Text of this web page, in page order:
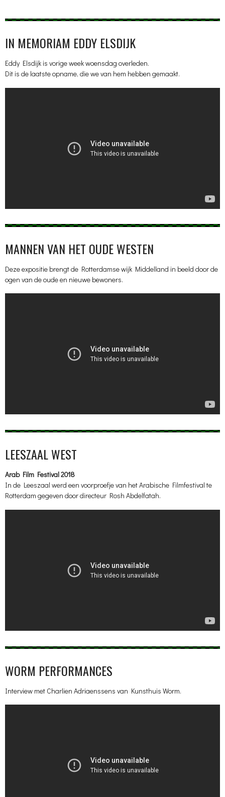
IN MEMORIAM EDDY ELSDIJK
Eddy Elsdijk is vorige week woensdag overleden.
Dit is de laatste opname, die we van hem hebben gemaakt.
MANNEN VAN HET OUDE WESTEN
Deze expositie brengt de Rotterdamse wijk Middelland in beeld door de
ogen van de oude en nieuwe bewoners.
LEESZAAL WEST
Arab Film Festival 2018
In de Leeszaal werd een voorproefje van het Arabische Filmfestival te
Rotterdam gegeven door directeur Rosh Abdelfatah.
WORM PERFORMANCES
Interview met Charlien Adriaenssens van Kunsthuis Worm.